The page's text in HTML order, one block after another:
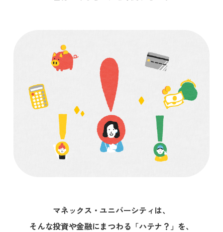
マネックス・ユニバーシティは、
そんな投資や金融にまつわる「ハテナ？」を、